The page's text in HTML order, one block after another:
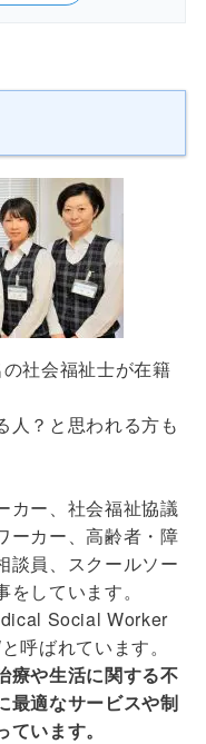
社会福祉士が在籍
人？と思われる方も
カー、社会福祉協議
ーカー、高齢者・障
談員、スクールソー
しています。
Social Worker
呼ばれています。
療や生活に関する不
最適なサービスや制
います。